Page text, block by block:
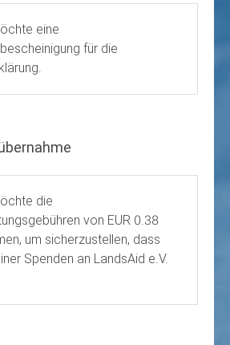
eine
für die
die
von EUR 0.38
um sicherzustellen, dass
Spenden an LandsAid e.V.